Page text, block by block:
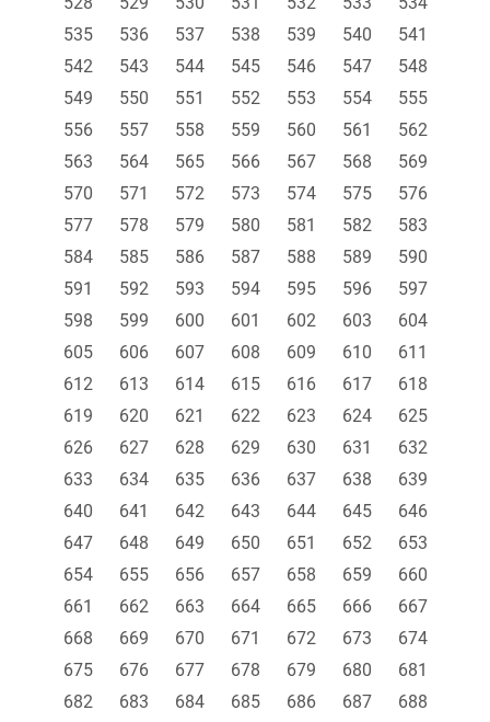
535
536 537 538 539 540
541
542
543 544 545 546 547
548
549
550 551 552 553 554
555
556
557 558 559 560 561
562
563
564 565 566 567 568
569
570
571 572 573 574 575
576
577
578 579 580 581 582
583
584
585 586 587 588 589
590
591
592 593 594 595 596
597
598
599 600 601 602 603
604
605
606 607 608 609 610
611
612
613 614 615 616 617
618
619
620 621 622 623 624
625
626
627 628 629 630 631
632
633
634 635 636 637 638
639
640
641 642 643 644 645
646
647
648 649 650 651 652
653
654
655 656 657 658 659
660
661
662 663 664 665 666
667
668
669 670 671 672 673
674
675
676 677 678 679 680
681
682
683 684 685 686 687
688